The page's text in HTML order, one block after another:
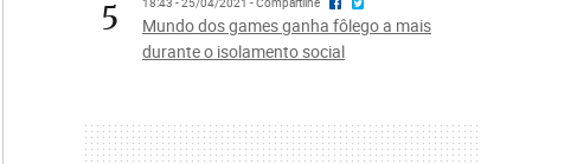
5
Mundo dos games ganha fôlego a mais
durante o isolamento social